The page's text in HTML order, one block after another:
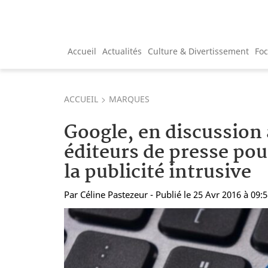
Accueil Actualités Culture & Divertissement
ACCUEIL MARQUES
Google, en discussion
éditeurs de presse
la publicité intrusive
Par Céline Pastezeur - Publié le 25 Avr 2016 à